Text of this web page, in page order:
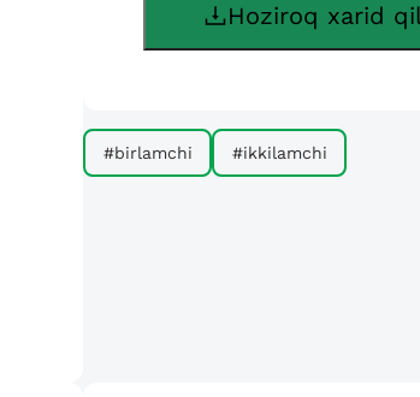
Hoziroq xarid
#birlamchi #ikkilamchi